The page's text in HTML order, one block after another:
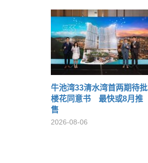
牛池湾33清水湾首两期待批
楼花同意书 最快或8月推
售
2026-08-06